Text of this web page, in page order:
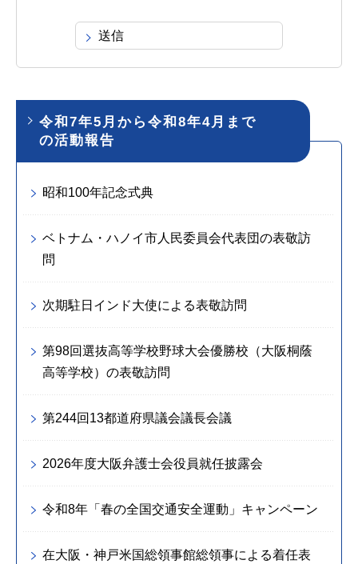
令和7年5月から令和8年4月まで
の活動報告
昭和100年記念式典
ベトナム・ハノイ市人民委員会代表団の表敬訪
問
次期駐日インド大使による表敬訪問
第98回選抜高等学校野球大会優勝校（大阪桐蔭
高等学校）の表敬訪問
第244回13都道府県議会議長会議
2026年度大阪弁護士会役員就任披露会
令和8年「春の全国交通安全運動」キャンペーン
在大阪・神戸米国総領事館総領事による着任表